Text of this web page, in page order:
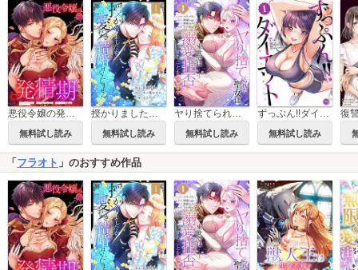
悪役令嬢の発情期【フルカラー】【タテヨミ】
無料試し読み
授かりましたが、愛なき結婚はいたしません【フルカラー電子単行本版】
無料試し読み
ヤり捨てられた聖女は、来世では溺愛拒否することを誓います【フルカラー電子単行本版】
無料試し読み
ずっぷん!!ダイエット【フルカラー電子単行本版】
無料試し読み
「 フラオト 」のおすすめ作品